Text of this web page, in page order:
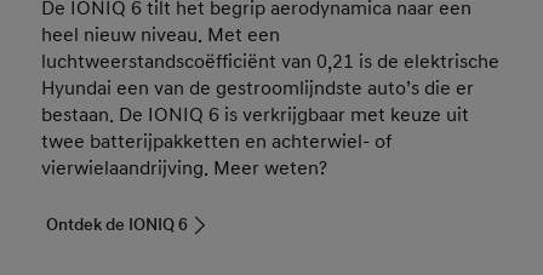
De IONIQ 6 tilt het begrip aerodynamica naar een
heel nieuw niveau. Met een
luchtweerstandscoëfficiënt van 0,21 is de elektrische
Hyundai een van de gestroomlijndste auto’s die er
bestaan. De IONIQ 6 is verkrijgbaar met keuze uit
twee batterijpakketten en achterwiel- of
vierwielaandrijving. Meer weten?
Ontdek de IONIQ 6